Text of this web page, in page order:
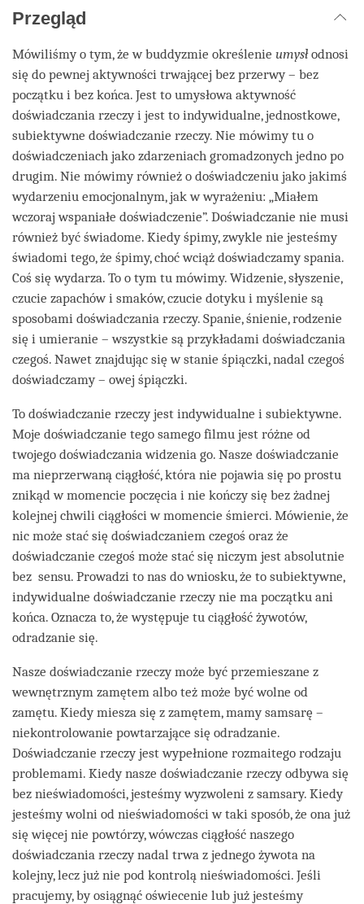
Przegląd
Mówiliśmy o tym, że w buddyzmie określenie umysłodnosi
się do pewnej aktywności trwającej bez przerwy – bez
początku i bez końca. Jest to umysłowa aktywność
doświadczania rzeczy i jest to indywidualne, jednostkowe,
subiektywne doświadczanie rzeczy. Nie mówimy tu o
doświadczeniach jako zdarzeniach gromadzonych jedno po
drugim. Nie mówimy również o doświadczeniu jako jakimś
wydarzeniu emocjonalnym, jak w wyrażeniu: „Miałem
wczoraj wspaniałe doświadczenie”. Doświadczanie nie musi
również być świadome. Kiedy śpimy, zwykle nie jesteśmy
świadomi tego, że śpimy, choć wciąż doświadczamy spania.
Coś się wydarza. To o tym tu mówimy. Widzenie, słyszenie,
czucie zapachów i smaków, czucie dotyku i myślenie są
sposobami doświadczania rzeczy. Spanie, śnienie, rodzenie
się i umieranie – wszystkie są przykładami doświadczania
czegoś. Nawet znajdując się w stanie śpiączki, nadal czegoś
doświadczamy – owej śpiączki.
To doświadczanie rzeczy jest indywidualne i subiektywne.
Moje doświadczanie tego samego filmu jest różne od
twojego doświadczania widzenia go. Nasze doświadczanie
ma nieprzerwaną ciągłość, która nie pojawia się po prostu
znikąd w momencie poczęcia i nie kończy się bez żadnej
kolejnej chwili ciągłości w momencie śmierci. Mówienie, że
nic może stać się doświadczaniem czegoś oraz że
doświadczanie czegoś może stać się niczym jest absolutnie
bez sensu. Prowadzi to nas do wniosku, że to subiektywne,
indywidualne doświadczanie rzeczy nie ma początku ani
końca. Oznacza to, że występuje tu ciągłość żywotów,
odradzanie się.
Nasze doświadczanie rzeczy może być przemieszane z
wewnętrznym zamętem albo też może być wolne od
zamętu. Kiedy miesza się z zamętem, mamy samsarę –
niekontrolowanie powtarzające się odradzanie.
Doświadczanie rzeczy jest wypełnione rozmaitego rodzaju
problemami. Kiedy nasze doświadczanie rzeczy odbywa się
bez nieświadomości, jesteśmy wyzwoleni z samsary. Kiedy
jesteśmy wolni od nieświadomości w taki sposób, że ona już
się więcej nie powtórzy, wówczas ciągłość naszego
doświadczania rzeczy nadal trwa z jednego żywota na
kolejny, lecz już nie pod kontrolą nieświadomości. Jeśli
pracujemy, by osiągnąć oświecenie lub już jesteśmy